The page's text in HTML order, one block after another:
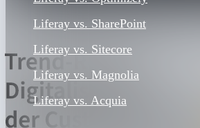
Liferay vs. SharePoint
Liferay vs. Sitecore
Liferay vs. Magnolia
Liferay vs. Acquia